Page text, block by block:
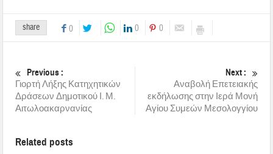
share 0 0 0
Previous :
Γιορτή Λήξης Κατηχητικών
Δράσεων Δημοτικού Ι. Μ.
Αιτωλοακαρνανίας
Next :
Αναβολή Επετειακής
εκδήλωσης στην Ιερά Μονή
Αγίου Συμεών Μεσολογγίου
Related posts